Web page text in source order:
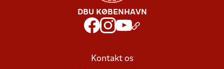
DBU KØBENHAVN
Kontakt os